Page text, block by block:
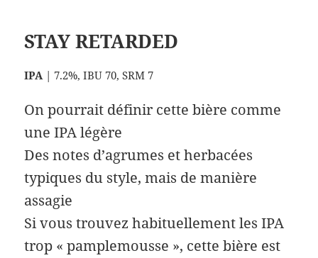
STAY RETARDED
IPA | 7.2%, IBU 70, SRM 7
On pourrait définir cette bière comme
une IPA légère
Des notes d’agrumes et herbacées
typiques du style, mais de manière
assagie
Si vous trouvez habituellement les IPA
trop « pamplemousse », cette bière est